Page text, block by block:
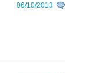
06/10/2013